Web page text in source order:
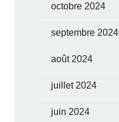
octobre 2024
septembre 2024
août 2024
juillet 2024
juin 2024